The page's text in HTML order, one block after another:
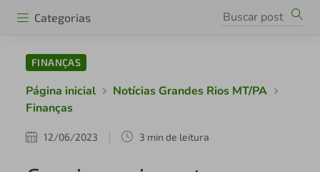
Categorias
FINANÇAS
Página inicial
Notícias Grandes Rios MT/PA
Finanças
12/06/2023 3 min de leitura